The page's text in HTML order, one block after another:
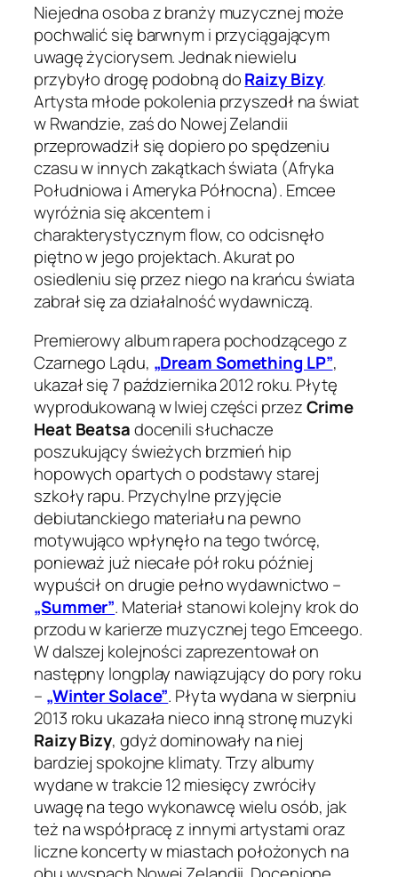
Niejedna osoba z branży muzycznej może
pochwalić się barwnym i przyciągającym
uwagę życiorysem. Jednak niewielu
przybyło drogę podobną doRaizy Bizy.
Artysta młode pokolenia przyszedł na świat
w Rwandzie, zaś do Nowej Zelandii
przeprowadził się dopiero po spędzeniu
czasu w innych zakątkach świata (Afryka
Południowa i Ameryka Północna). Emcee
wyróżnia się akcentem i
charakterystycznym flow, co odcisnęło
piętno w jego projektach. Akurat po
osiedleniu się przez niego na krańcu świata
zabrał się za działalność wydawniczą.
Premierowy album rapera pochodzącego z
Czarnego Lądu, „Dream Something LP”,
ukazał się 7 października 2012 roku. Płytę
wyprodukowaną w lwiej części przezCrime
Heat Beatsadocenili słuchacze
poszukujący świeżych brzmień hip
hopowych opartych o podstawy starej
szkoły rapu. Przychylne przyjęcie
debiutanckiego materiału na pewno
motywująco wpłynęło na tego twórcę,
ponieważ już niecałe pół roku później
wypuścił on drugie pełno wydawnictwo –
„Summer”. Materiał stanowi kolejny krok do
przodu w karierze muzycznej tego Emceego.
W dalszej kolejności zaprezentował on
następny longplay nawiązujący do pory roku
– „Winter Solace”. Płyta wydana w sierpniu
2013 roku ukazała nieco inną stronę muzyki
Raizy Bizy, gdyż dominowały na niej
bardziej spokojne klimaty. Trzy albumy
wydane w trakcie 12 miesięcy zwróciły
uwagę na tego wykonawcę wielu osób, jak
też na współpracę z innymi artystami oraz
liczne koncerty w miastach położonych na